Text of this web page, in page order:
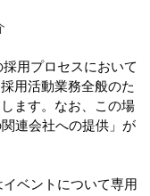
用プロセスにおいて
用活動業務全般のた
ます。なお、この場
連会社への提供」が
ベントについて専用